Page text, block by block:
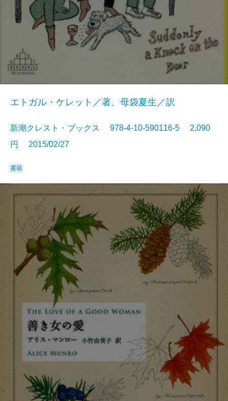
エトガル・ケレット／著、母袋夏生／訳
新潮クレスト・ブックス 978-4-10-590116-5 2,090
円 2015/02/27
書籍